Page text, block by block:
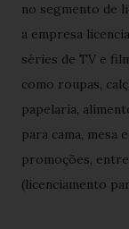
no segmento de
a empresa
séries de TV e
como roupas,
papelaria,
para cama, mesa
promoções,
(licenciamento